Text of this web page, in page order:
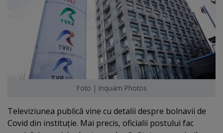
Foto | Inquam Photos
Televiziunea publică vine cu detalii despre bolnavii de
Covid din instituţie. Mai precis, oficialii postului fac